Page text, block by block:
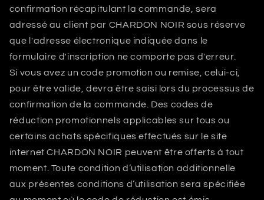
confirmation récapitulant la commande, sera
adressé au client par CHARDON NOIR sous réserve
que l'adresse électronique indiquée dans le
formulaire d'inscription ne comporte pas d'erreur.
Si vous avez un code promotion ou remise, celui-ci,
pour être valide, devra être saisi lors du processus de
confirmation de la commande. Des codes de
réduction promotionnels applicables sur tous ou
certains achats spécifiques effectués sur le site
internetCHARDON NOIR peuvent être offerts à tout
moment. Toute condition d’utilisation additionnelle
aux présentes conditions d’utilisation sera spécifiée